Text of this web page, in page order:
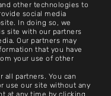
other technologies to
social media
In doing so, we
site with our partners
Our partners may
that you have
your use of other
all partners. You can
use our site without any
at any time by clicking